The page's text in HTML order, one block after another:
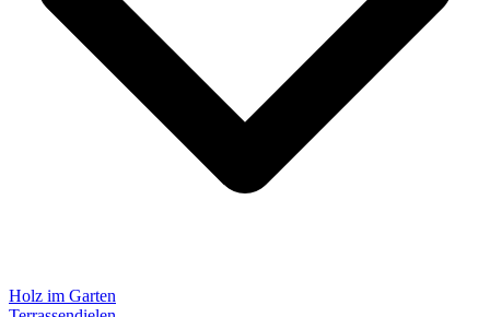
Holz im Garten